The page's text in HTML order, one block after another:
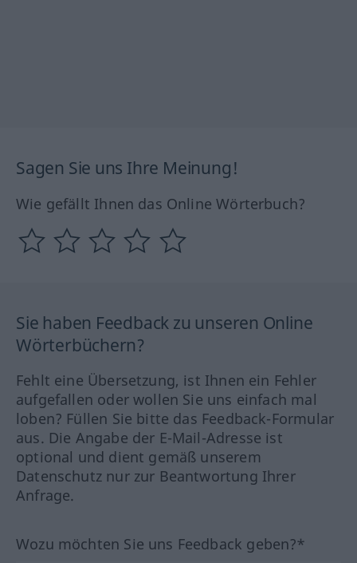
Sagen Sie uns Ihre Meinung!
Wie gefällt Ihnen das Online Wörterbuch?
Sie haben Feedback zu unseren Online
Wörterbüchern?
Fehlt eine Übersetzung, ist Ihnen ein Fehler
aufgefallen oder wollen Sie uns einfach mal
loben? Füllen Sie bitte das Feedback-Formular
aus. Die Angabe der E-Mail-Adresse ist
optional und dient gemäß unserem
Datenschutz nur zur Beantwortung Ihrer
Anfrage.
Wozu möchten Sie uns Feedback geben?*